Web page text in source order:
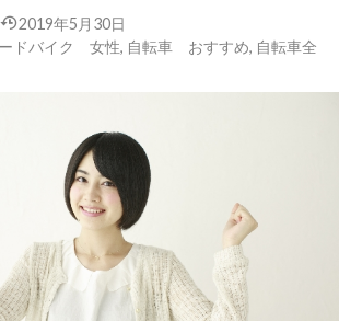
2019年5月30日
ドバイク 女性, 自転車 おすすめ, 自転車全